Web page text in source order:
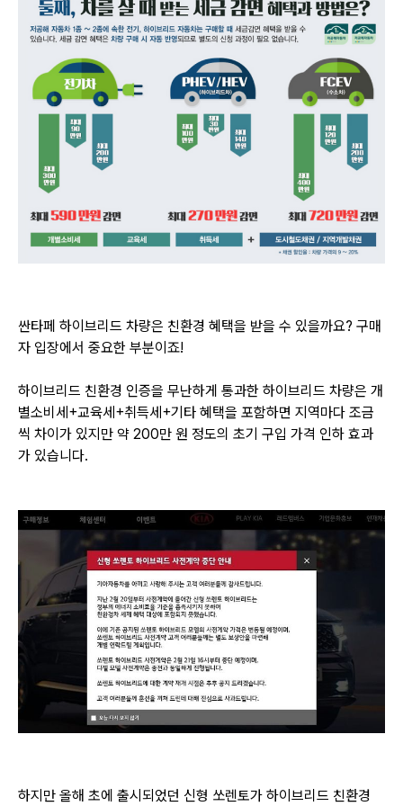
싼타페 하이브리드 차량은 친환경 혜택을 받을 수 있을까요? 구매
자 입장에서 중요한 부분이죠!
하이브리드 친환경 인증을 무난하게 통과한 하이브리드 차량은 개
별소비세+교육세+취득세+기타 혜택을 포함하면 지역마다 조금
씩 차이가 있지만 약 200만 원 정도의 초기 구입 가격 인하 효과
가 있습니다.
하지만 올해 초에 출시되었던 신형 쏘렌토가 하이브리드 친환경